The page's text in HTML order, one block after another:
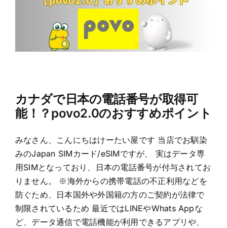
カナダで日本の電話番号が取得可
能！？povo2.0のおすすめポイント
みなさん、こんにちはけーたい屋です 当店でお馴染
みのJapan SIMカード/eSIMですが、 実はデータ専
用SIMとなっており、日本の電話番号が付与されてお
りません。 ※海外からの携帯電話の不正利用などを
防ぐため、日本国外や外国籍の方のご契約が法律で
制限されているため 最近ではLINEやWhats Appな
ど、データ通信で電話機能が利用できるアプリや、